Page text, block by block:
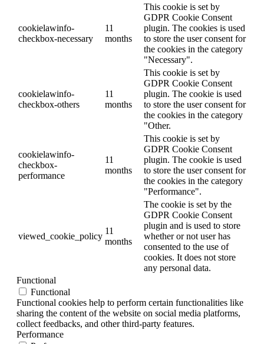
cookielawinfo-
checkbox-necessary
11
months
This cookie is set by
GDPR Cookie Consent
plugin. The cookies is used
to store the user consent for
the cookies in the category
"Necessary".
cookielawinfo-
checkbox-others
11
months
This cookie is set by
GDPR Cookie Consent
plugin. The cookie is used
to store the user consent for
the cookies in the category
"Other.
cookielawinfo-
checkbox-
performance
11
months
This cookie is set by
GDPR Cookie Consent
plugin. The cookie is used
to store the user consent for
the cookies in the category
"Performance".
viewed_cookie_policy
11
months
The cookie is set by the
GDPR Cookie Consent
plugin and is used to store
whether or not user has
consented to the use of
cookies. It does not store
any personal data.
Functional
Functional
Functional cookies help to perform certain functionalities like
sharing the content of the website on social media platforms,
collect feedbacks, and other third-party features.
Performance